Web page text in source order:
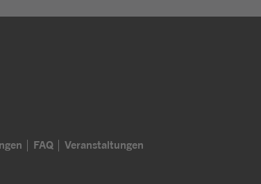
FAQ Veranstaltungen